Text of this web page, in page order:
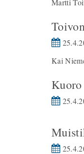
Martti
Kai
Kuoro